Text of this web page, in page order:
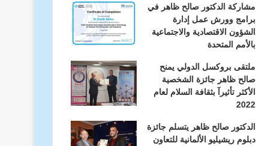
مشاركة الدكتور صالح ظاهر في
برامج وورش عمل إدارة
الشؤون الاقتصادية والاجتماعية
بالأمم المتحدة
ملتقى بروكسل الدولي يمنح
صالح ظاهر جائزة الشخصية
الأكثر تأثيرآ بثقافة السلام لعام
2022
الدكتور صالح ظاهر يتسلم جائزة
دبلوم ريشيليو الألمانية للتعاون